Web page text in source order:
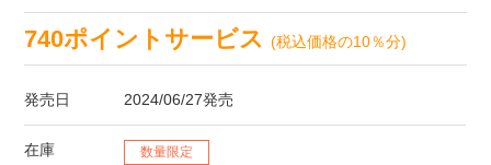
740ポイントサービス(税込価格の10％分)
発売日 2024/06/27発売
在庫 数量限定